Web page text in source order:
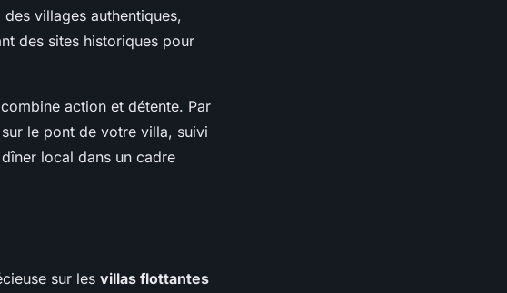
villages authentiques,
des sites historiques pour
action et détente. Par
le pont de votre villa, suivi
local dans un cadre
sur les villas flottantes